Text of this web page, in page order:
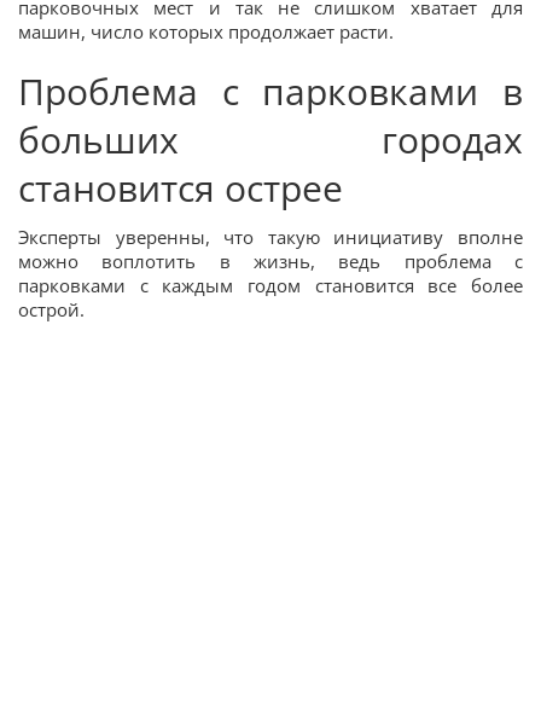
парковочных мест и так не слишком хватает для
машин, число которых продолжает расти.
Проблема с парковками в
больших городах
становится острее
Эксперты уверенны, что такую инициативу вполне
можно воплотить в жизнь, ведь проблема с
парковками с каждым годом становится все более
острой.